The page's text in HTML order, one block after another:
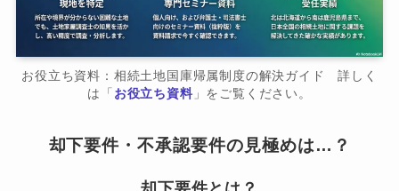
お役立ち資料：相続土地国庫帰属制度の解決ガイド 詳しく
は「 お役立ち資料」をご覧ください。
却下要件・不承認要件の見極めは…？